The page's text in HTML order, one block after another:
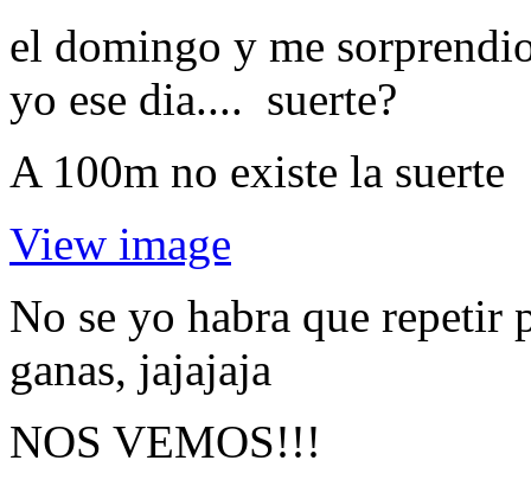
el domingo y me
yo ese dia.... suerte?
A 100m no existe la suerte
View image
No se yo habra que repetir
ganas, jajajaja
NOS VEMOS!!!